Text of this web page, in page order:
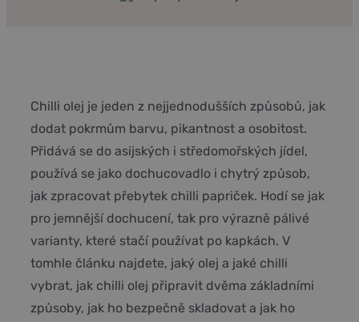
Chilli olej je jeden z nejjednodušších způsobů, jak
dodat pokrmům barvu, pikantnost a osobitost.
Přidává se do asijských i středomořských jídel,
používá se jako dochucovadlo i chytrý způsob,
jak zpracovat přebytek chilli papriček. Hodí se jak
pro jemnější dochucení, tak pro výrazně pálivé
varianty, které stačí používat po kapkách. V
tomhle článku najdete, jaký olej a jaké chilli
vybrat, jak chilli olej připravit dvěma základními
způsoby, jak ho bezpečně skladovat a jak ho